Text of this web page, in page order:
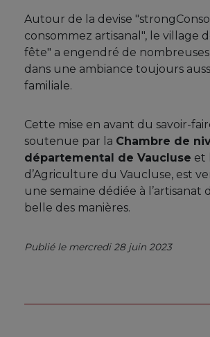
Autour de la devise
consommez artisanal", le village
fête" a engendré de
dans une ambiance toujours
familiale.
Cette mise en avant du savoir-
soutenue par la Chambre de
départemental de Vaucluse et
d’Agriculture du Vaucluse, est
une semaine dédiée à l’artisanat
belle des manières.
Publié le mercredi 28 juin 2023